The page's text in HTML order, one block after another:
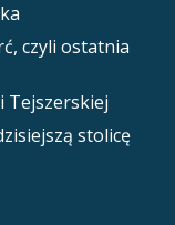
czyli ostatnia
Tejszerskiej
stolicę